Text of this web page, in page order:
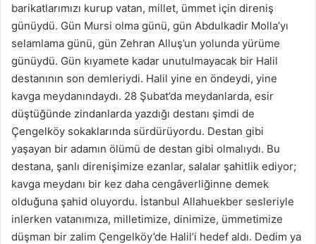
barikatlarımızı kurup vatan, millet, ümmet için direniş
günüydü. Gün Mursi olma günü, gün Abdulkadir Molla’yı
selamlama günü, gün Zehran Alluş’un yolunda yürüme
günüydü. Gün kıyamete kadar unutulmayacak bir Halil
destanının son demleriydi. Halil yine en öndeydi, yine
kavga meydanındaydı. 28 Şubat’da meydanlarda, esir
düştüğünde zindanlarda yazdığı destanı şimdi de
Çengelköy sokaklarında sürdürüyordu. Destan gibi
yaşayan bir adamın ölümü de destan gibi olmalıydı. Bu
destana, şanlı direnişimize ezanlar, salalar şahitlik ediyor;
kavga meydanı bir kez daha cengâverliğinne demek
olduğuna şahid oluyordu. İstanbul Allahuekber sesleriyle
inlerken vatanımıza, milletimize, dinimize, ümmetimize
düşman bir zalim Çengelköy’de Halil’i hedef aldı. Dedim ya